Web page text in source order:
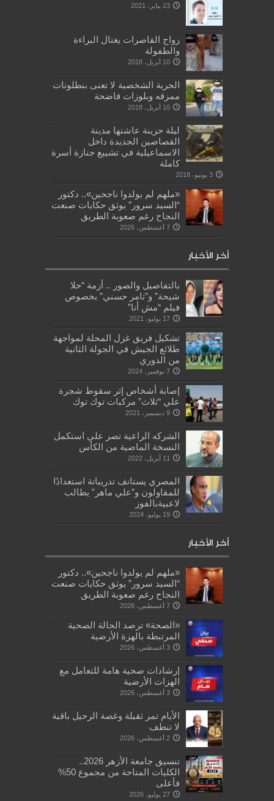
23 يناير، 2021
زواج القاصرات يغتال البراءة
والطفولة
10 أبريل، 2018
الحرية الشخصية لا تعنى بنطلونات
ممزقه وبلوزات فاضحة
10 أبريل، 2018
ليلة حزينة عاشتها مدينة
القصاصين الجديدة داخل
الاسماعيلية في تشييع جنازة أسرة
كاملة
3 يونيو، 2018
«ملهم لم يولدوا ناجحين».. دكتور
“السيد سرور” يوثق حكايات صنعت
النجاح رغم صعوبة الطريق
7 أغسطس، 2026
أخر الأخبار
بالتفاصيل والصور .. أزمة “حلا
شيحة” و”تامر حسني” بخصوص
فيلم “مش أنا”
17 يوليو، 2021
تشكيل فريق غزل المحلة لمواجهة
طلائع الجيش في الجولة الثانية
من الدوري
7 نوفمبر، 2024
إصابة أشخاص إثر سقوط شجرة
علي “ثلاث” مركبات توك توك
9 ديسمبر، 2021
الشركه الراعية تصر علي استكمل
النسخة الماضية من الكأس
11 أبريل، 2022
المصري يستانف تدريباتة استعدادًا
للمقاولون و”علي ماهر” يطالب
لاعبيةبالفوز
19 يوليو، 2024
أخر الأخبار
«ملهم لم يولدوا ناجحين».. دكتور
“السيد سرور” يوثق حكايات صنعت
النجاح رغم صعوبة الطريق
7 أغسطس، 2026
«الصحة» ترصد الحالة الصحية
المرتبطة بالهزة الأرضية
3 أغسطس، 2026
إرشادات صحية هامة للتعامل مع
الهزات الأرضية
3 أغسطس، 2026
الأيام تمر ثقيلة وغصة الرحيل باقية
لا تنطف
2 أغسطس، 2026
تنسيق جامعة الأزهر 2026..
الكليات المتاحة من مجموع 50%
فأعلى
27 يوليو، 2026